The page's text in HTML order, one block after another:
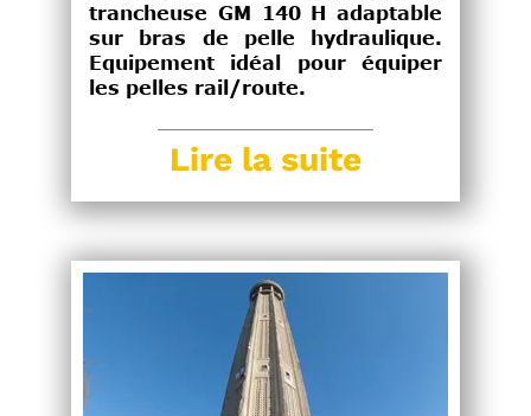
trancheuse GM 140 H adaptable
sur bras de pelle hydraulique.
Equipement idéal pour équiper
les pelles rail/route.
Lire la suite